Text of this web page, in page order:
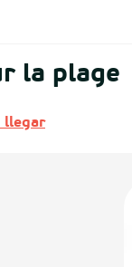
la plage
llegar